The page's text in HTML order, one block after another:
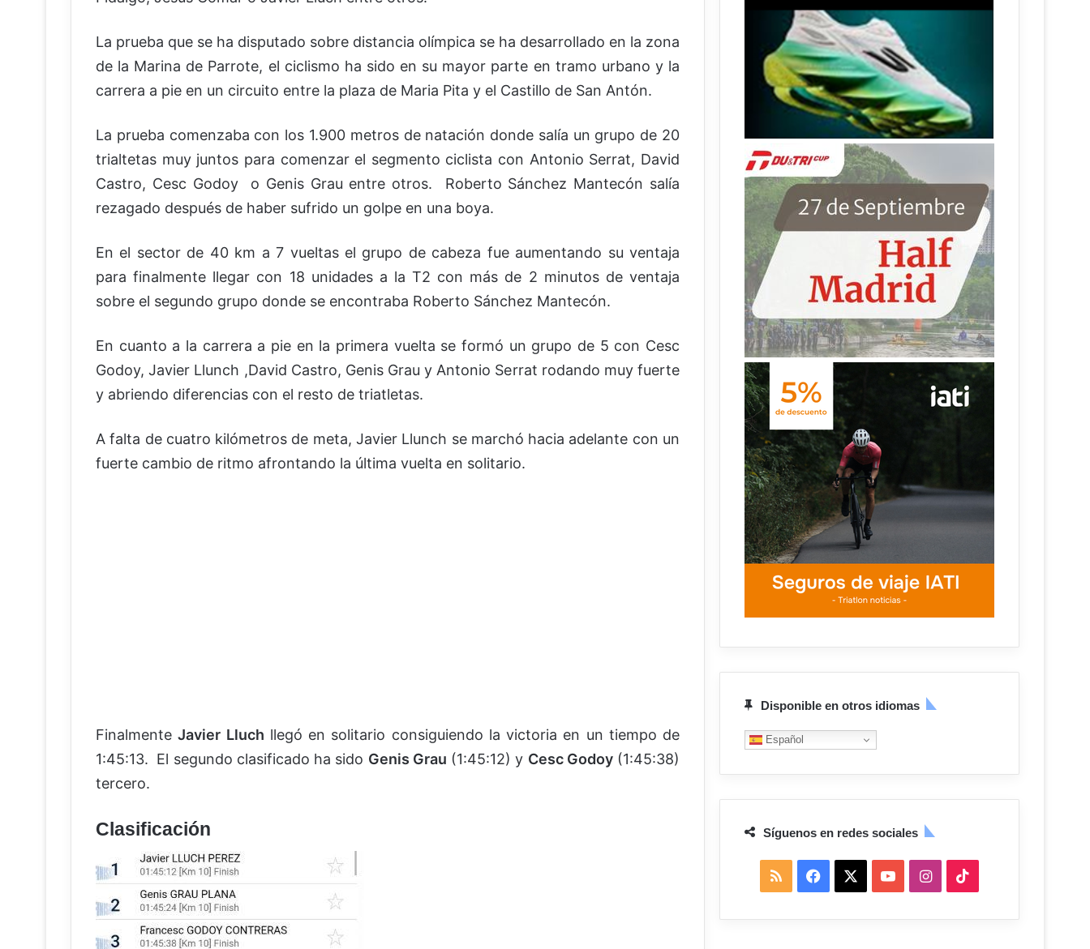
La prueba que se ha disputado sobre distancia olímpica se ha desarrollado en la zona
de la Marina de Parrote, el ciclismo ha sido en su mayor parte en tramo urbano y la
carrera a pie en un circuito entre la plaza de Maria Pita y el Castillo de San Antón.
La prueba comenzaba con los 1.900 metros de natación donde salía un grupo de 20
trialtetas muy juntos para comenzar el segmento ciclista con Antonio Serrat, David
Castro, Cesc Godoy o Genis Grau entre otros. Roberto Sánchez Mantecón salía
rezagado después de haber sufrido un golpe en una boya.
En el sector de 40 km a 7 vueltas el grupo de cabeza fue aumentando su ventaja
para finalmente llegar con 18 unidades a la T2 con más de 2 minutos de ventaja
sobre el segundo grupo donde se encontraba Roberto Sánchez Mantecón.
En cuanto a la carrera a pie en la primera vuelta se formó un grupo de 5 con Cesc
Godoy, Javier Llunch ,David Castro, Genis Grau y Antonio Serrat rodando muy fuerte
y abriendo diferencias con el resto de triatletas.
A falta de cuatro kilómetros de meta, Javier Llunch se marchó hacia adelante con un
fuerte cambio de ritmo afrontando la última vuelta en solitario.
FinalmenteJavier Lluch llegó en solitario consiguiendo la victoria en un tiempo de
1:45:13. El segundo clasificado ha sido Genis Grau (1:45:12) y Cesc Godoy(1:45:38)
tercero.
Clasificación
Disponible en otros idiomas
Español
Síguenos en redes sociales
I